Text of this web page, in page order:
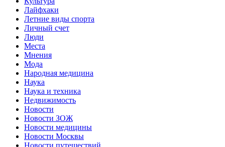
Лайфхаки
Летние виды спорта
Личный счет
Люди
Места
Мнения
Мода
Народная медицина
Наука
Наука и техника
Недвижимость
Новости
Новости ЗОЖ
Новости медицины
Новости Москвы
Новости путешествий